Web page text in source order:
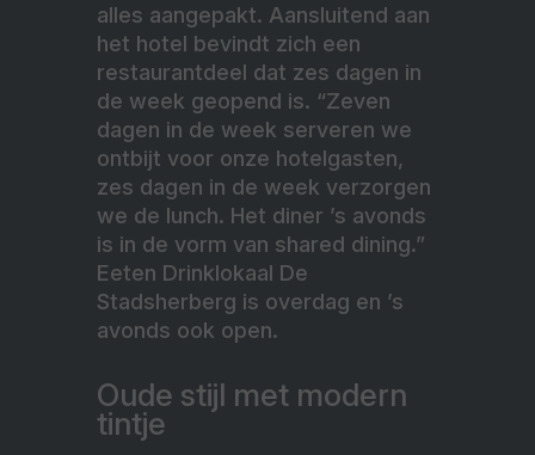
alles aangepakt. Aansluitend aan
het hotel bevindt zich een
restaurantdeel dat zes dagen in
de week geopend is. “Zeven
dagen in de week serveren we
ontbijt voor onze hotelgasten,
zes dagen in de week verzorgen
we de lunch. Het diner ’s avonds
is in de vorm van shared dining.”
Eeten Drinklokaal De
Stadsherberg is overdag en ’s
avonds ook open.
Oude stijl met modern
tintje